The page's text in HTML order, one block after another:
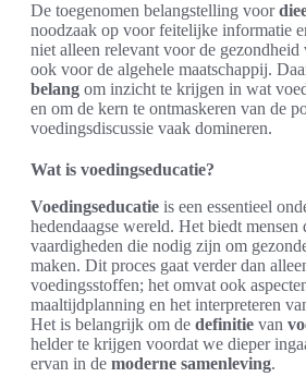
De toegenomen belangstelling voor
noodzaak op voor feitelijke informatie
niet alleen relevant voor de
ook voor de algehele maatschappij.
belang om inzicht te krijgen in wat
en om de kern te ontmaskeren van de
voedingsdiscussie vaak domineren.
Wat is voedingseducatie?
Voedingseducatie is een essentieel
hedendaagse wereld. Het biedt mensen
vaardigheden die nodig zijn om
maken. Dit proces gaat verder dan
voedingsstoffen; het omvat ook
maaltijdplanning en het interpreteren
Het is belangrijk om de definitie van
helder te krijgen voordat we dieper
ervan in de moderne samenleving.